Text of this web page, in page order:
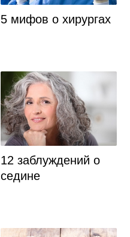
5 мифов о хирургах
12 заблуждений о
седине